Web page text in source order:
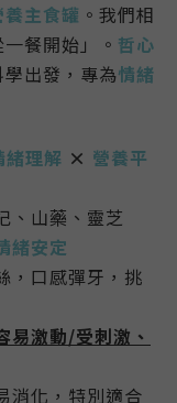
主食罐 。 我們相
餐開始 」。 哲心
學出發，專為情緒
緒理解 × 營養平
、山藥、靈芝
緒安定
口感彈牙， 挑
易激動/受刺激、
消化，特別適合